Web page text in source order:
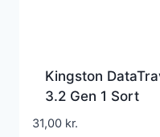
Kingston
3.2 Gen 1 Sort
31,00 kr.